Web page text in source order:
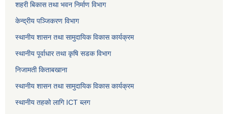
शहरी बिकास तथा भवन निर्माण विभाग
केन्द्रीय पञ्जिकरण विभाग
स्थानीय शासन तथा सामुदायिक विकास कार्यक्रम
स्थानीय पूर्वाधार तथा कृषि सडक विभाग
निजामती किताबखाना
स्थानीय शासन तथा सामुदायिक विकास कार्यक्रम
स्थानीय तहको लागि ICT ब्लग